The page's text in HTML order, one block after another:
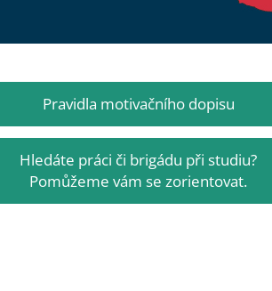
Pravidla motivačního dopisu
Hledáte práci či brigádu při studiu?
Pomůžeme vám se zorientovat.